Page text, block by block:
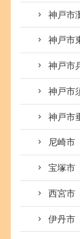
神戸市
神戸市
神戸市
神戸市
神戸市
尼崎市
宝塚市
西宮市
伊丹市